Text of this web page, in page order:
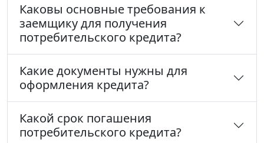
Каковы основные требования к
заемщику для получения
потребительского кредита?
Какие документы нужны для
оформления кредита?
Какой срок погашения
потребительского кредита?